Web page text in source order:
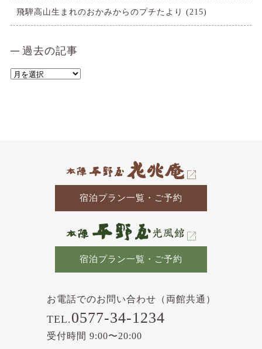
飛騨高山生まれのおかみからのプチたより (215)
過去の記事
過
宿泊プラン一覧・ご予約
宿泊プラン一覧・ご予約
お電話でのお問い合わせ（両館共通）
TEL.0577-34-1234
受付時間 9:00〜20:00